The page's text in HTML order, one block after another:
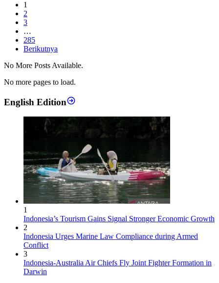
1
2
3
…
285
Berikutnya
No More Posts Available.
No more pages to load.
English Edition
1
Indonesia’s Tourism Gains Signal Stronger Economic Growth
2
Indonesia Urges Marine Law Compliance during Armed
Conflict
3
Indonesia-Australia Air Chiefs Fly Joint Fighter Formation in
Darwin